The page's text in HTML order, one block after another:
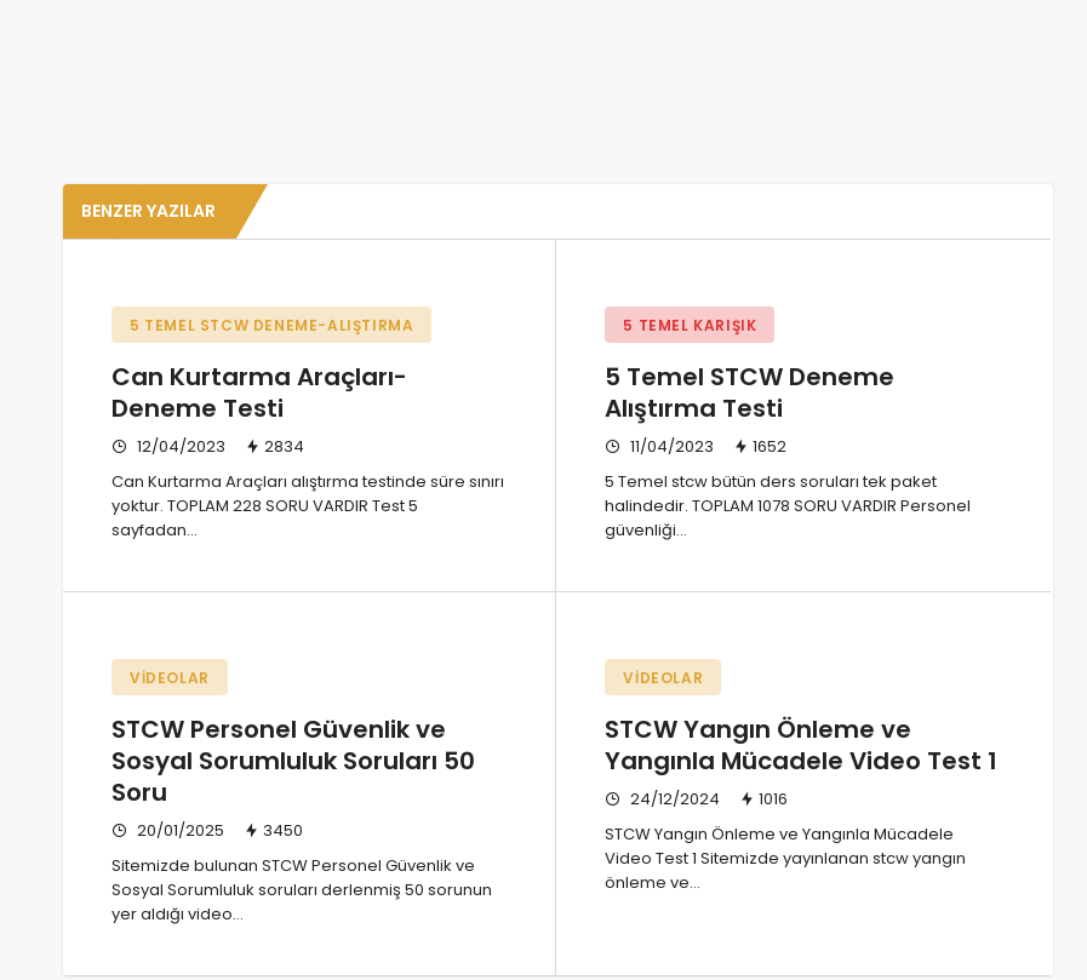
BENZER YAZILAR
5 TEMEL STCW DENEME-ALIŞTIRMA
Can Kurtarma Araçları-
Deneme Testi
12/04/2023
2834
Can Kurtarma Araçları alıştırma testinde süre sınırı
yoktur. TOPLAM 228 SORU VARDIR Test 5
sayfadan…
5 TEMEL KARIŞIK
5 Temel STCW Deneme
Alıştırma Testi
11/04/2023
1652
5 Temel stcw bütün ders soruları tek paket
halindedir. TOPLAM 1078 SORU VARDIR Personel
güvenliği…
VIDEOLAR
STCW Personel Güvenlik ve
Sosyal Sorumluluk Soruları 50
Soru
20/01/2025
3450
Sitemizde bulunan STCW Personel Güvenlik ve
Sosyal Sorumluluk soruları derlenmiş 50 sorunun
yer aldığı video…
VIDEOLAR
STCW Yangın Önleme ve
Yangınla Mücadele Video Test 1
24/12/2024
1016
STCW Yangın Önleme ve Yangınla Mücadele
Video Test 1 Sitemizde yayınlanan stcw yangın
önleme ve…